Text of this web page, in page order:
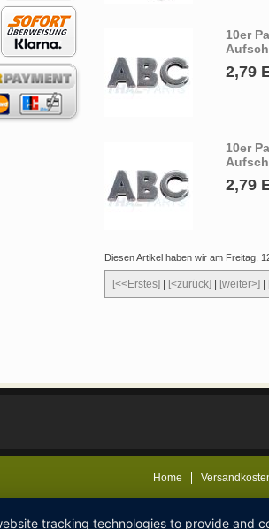
10er
2,79
10er
2,79
Diesen Artikel haben wir am Freitag,
[<<Erstes] [<zurück] [weiter>]
Home
tracking technologies to provide and